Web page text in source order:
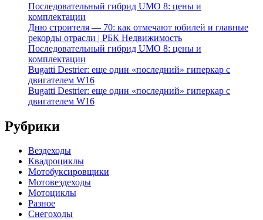
Последовательный гибрид UMO 8: цены и
комплектации
Дню строителя — 70: как отмечают юбилей и главные
рекорды отрасли | РБК Недвижимость
Последовательный гибрид UMO 8: цены и
комплектации
Bugatti Destrier: еще один «последний» гиперкар с
двигателем W16
Bugatti Destrier: еще один «последний» гиперкар с
двигателем W16
Рубрики
Вездеходы
Квадроциклы
Мотобуксировщики
Мотовездеходы
Мотоциклы
Разное
Снегоходы